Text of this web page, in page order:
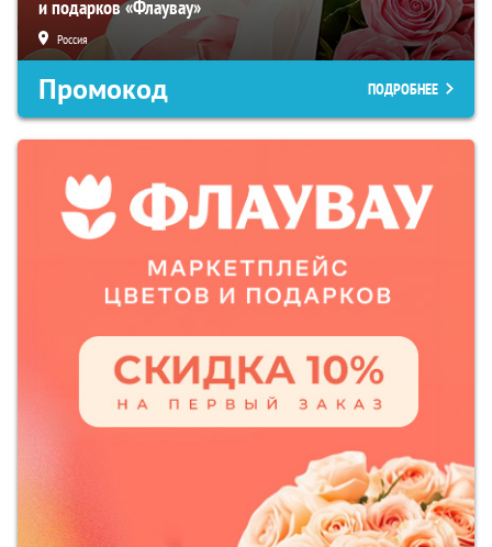
и подарков «Флаувау»
Россия
Промокод ПОДРОБНЕЕ